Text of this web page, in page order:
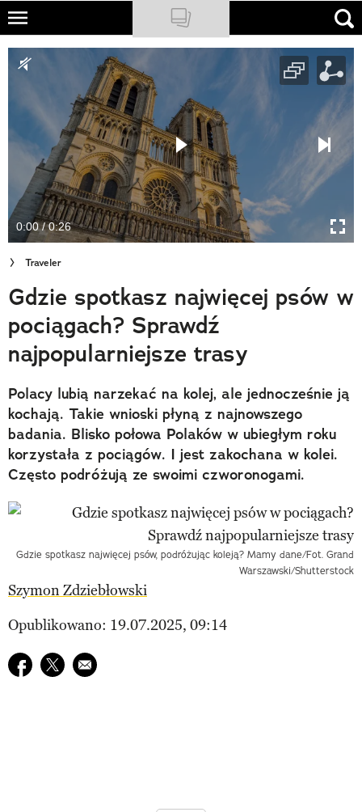
Skip
main
NATIONAL GEOGRAPHIC
PODCASTY
Sklep
Newsletter
Cuda Polski
Wielki Konkurs Fotograficzny
Trendbook Podróżniczy
Polecane
0:00 / 0:26
Traveler
Gdzie spotkasz najwięcej psów w
pociągach? Sprawdź
najpopularniejsze trasy
Polacy lubią narzekać na kolej, ale jednocześnie ją
kochają. Takie wnioski płyną z najnowszego
badania. Blisko połowa Polaków w ubiegłym roku
korzystała z pociągów. I jest zakochana w kolei.
Często podróżują ze swoimi czworonogami.
Gdzie spotkasz najwięcej psów, podróżując koleją? Mamy dane/Fot. Grand
Warszawski/Shutterstock
Szymon Zdziebłowski
Opublikowano: 19.07.2025, 09:14
Udostępnij na facebook
Udostępnij na twitter
E-mail do przyjaciela